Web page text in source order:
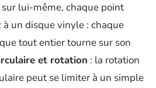
sur lui-même, chaque point
un disque vinyle : chaque
tout entier tourne sur son
et rotation : la rotation
peut se limiter à un simple